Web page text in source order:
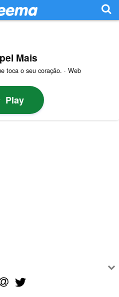
Mais
toca o seu coração. · Web
Play